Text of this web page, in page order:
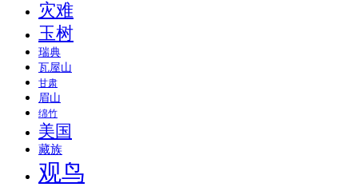
灾难
玉树
瑞典
瓦屋山
甘肃
眉山
绵竹
美国
藏族
观鸟